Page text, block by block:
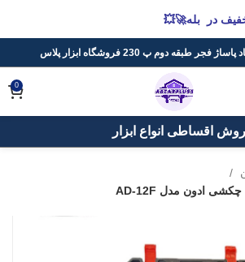
طبقه دوم پ 230 فروشگاه ابزار پلاس
0
اقساطی انواع ابزار
در بله🚀💥